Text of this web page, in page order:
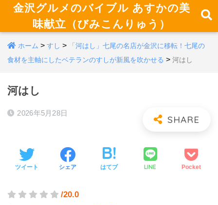
金沢グルメのバイブル あすかの美
味献立（びみこんりゅう）
ホーム > すし >
「河はし」七尾の名店が金沢に移転！七尾の
食材を主軸にしたベテランのすしが新風を吹かせる > 河はし
河はし
2026年5月28日
ツイート シェア はてブ LINE Pocket
/20.0